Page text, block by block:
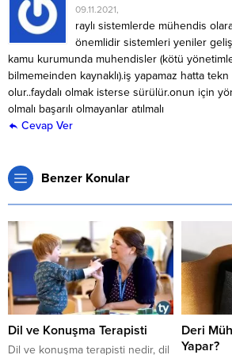
09.11.2021,
raylı sistemlerde mühendis
önemlidir sistemleri yeniler
kamu kurumunda muhendisler (kötü
bilmemeinden kaynaklı).iş yapamaz hatta
olur..faydalı olmak isterse sürülür.onun için
olmalı başarılı olmayanlar atılmalı
Cevap Ver
Benzer Konular
Dil ve Konuşma Terapisti
​​​​​​​Dil ve konuşma terapisti nedir, dil
Deri
Yapar?